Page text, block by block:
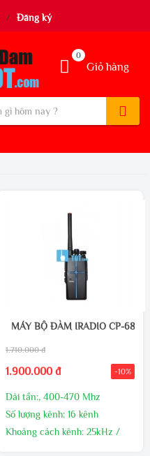
/ Đăng ký
Giỏ hàng
0
MÁY BỘ ĐÀM IRADIO CP-680
1.710.000 đ
1.900.000 đ -10%
Dải tần:, 400-470 Mhz
Số lượng kênh: 16 kênh
Khoảng cách kênh: 25kHz /